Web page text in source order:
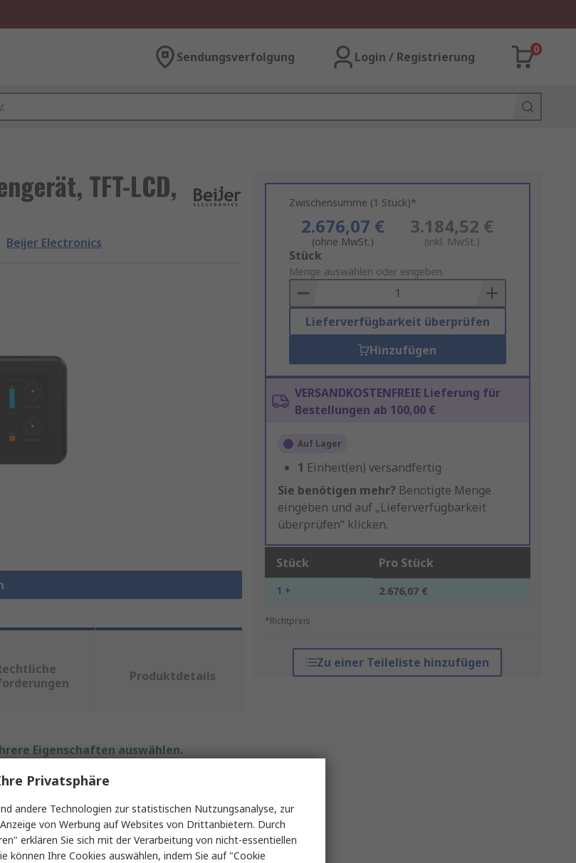
Sendungsverfolgung Login / Registrierung
0
TFT-LCD,
Beijer Electronics
Zwischensumme (1 Stück)*
2.676,07 €
(ohne MwSt.)
3.184,52 €
(inkl. MwSt.)
Add
to
Basket
Stück
Menge auswählen oder eingeben
Lieferverfügbarkeit überprüfen
Hinzufügen
VERSANDKOSTENFREIE Lieferung für
Bestellungen ab 100,00 €
Auf Lager
1 Einheit(en) versandfertig
Sie benötigen mehr? Benötigte Menge
eingeben und auf „Lieferverfügbarkeit
überprüfen“ klicken.
Stück Pro Stück
1 + 2.676,07 €
*Richtpreis
Zu einer Teileliste hinzufügen
Produktdetails
Eigenschaften auswählen.
Wert
Beijer Electronics
HMI-Bediengerät
Privatsphäre
andere Technologien zur statistischen Nutzungsanalyse, zur
von Werbung auf Websites von Drittanbietern. Durch
erklären Sie sich mit der Verarbeitung von nicht-essentiellen
können Ihre Cookies auswählen, indem Sie auf "Cookie